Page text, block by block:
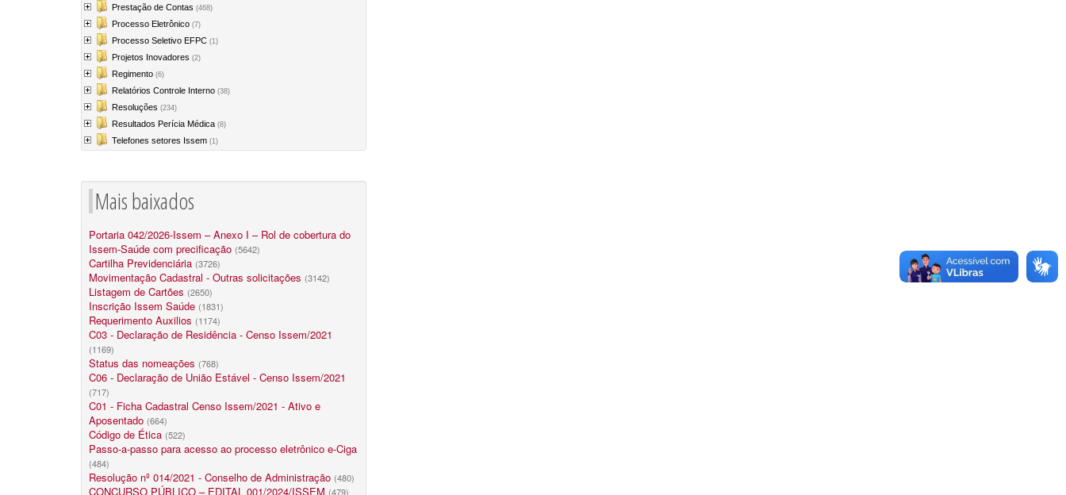
Prestação de Contas (468)
Processo Eletrônico (7)
Processo Seletivo EFPC (1)
Projetos Inovadores (2)
Regimento (6)
Relatórios Controle Interno (38)
Resoluções (234)
Resultados Perícia Médica (8)
Telefones setores Issem (1)
Mais baixados
Portaria 042/2026-Issem – Anexo I – Rol de cobertura do
Issem-Saúde com precificação (5642)
Cartilha Previdenciária (3726)
Movimentação Cadastral - Outras solicitações (3142)
Listagem de Cartões (2650)
Inscrição Issem Saúde (1831)
Requerimento Auxilios (1174)
C03 - Declaração de Residência - Censo Issem/2021
(1169)
Status das nomeações (768)
C06 - Declaração de União Estável - Censo Issem/2021
(717)
C01 - Ficha Cadastral Censo Issem/2021 - Ativo e
Aposentado (664)
Código de Ética (522)
Passo-a-passo para acesso ao processo eletrônico e-Ciga
(484)
Resolução nº 014/2021 - Conselho de Administração (480)
CONCURSO PÚBLICO – EDITAL 001/2024/ISSEM (479)